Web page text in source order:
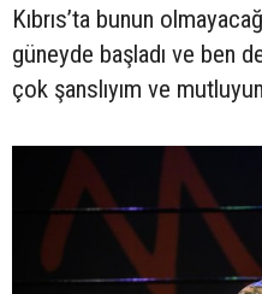
Kıbrıs’ta bunun
güneyde başladı ve ben
çok şanslıyım ve